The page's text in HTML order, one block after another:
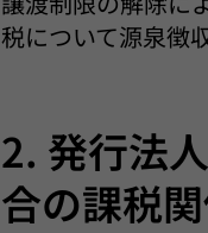
税について源泉徴
2. 発行法
合の課税